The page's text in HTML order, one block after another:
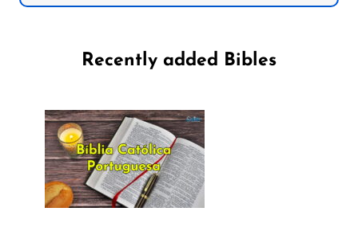
Recently added Bibles